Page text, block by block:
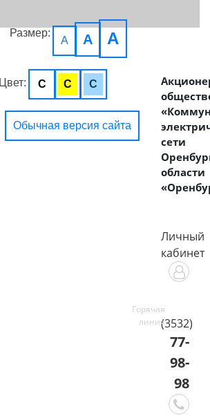
Размер:
A A A
Цвет: C C C
Обычная версия сайта
сети
области
Личный
кабинет
(3532)
77-
98-
98